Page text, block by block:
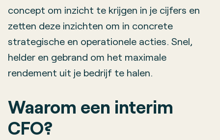
concept om inzicht te krijgen in je cijfers en
zetten deze inzichten om in concrete
strategische en operationele acties. Snel,
helder en gebrand om het maximale
rendement uit je bedrijf te halen.
Waarom een interim
CFO?